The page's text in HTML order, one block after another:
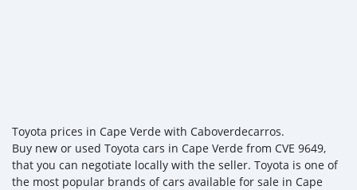
Toyota prices in Cape Verde with Caboverdecarros.
Buy new or used Toyota cars in Cape Verde from CVE 9649,
that you can negotiate locally with the seller. Toyota is one of
the most popular brands of cars available for sale in Cape